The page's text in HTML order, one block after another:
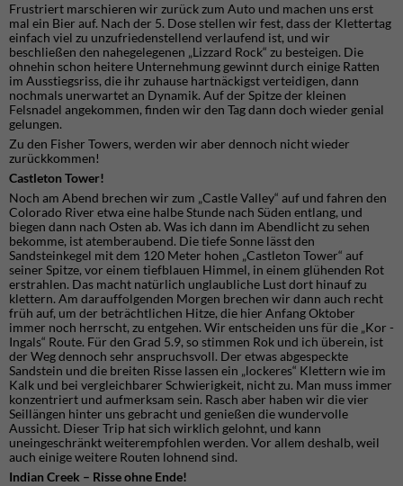
Frustriert marschieren wir zurück zum Auto und machen uns erst
mal ein Bier auf. Nach der 5. Dose stellen wir fest, dass der Klettertag
einfach viel zu unzufriedenstellend verlaufend ist, und wir
beschließen den nahegelegenen „Lizzard Rock“ zu besteigen. Die
ohnehin schon heitere Unternehmung gewinnt durch einige Ratten
im Ausstiegsriss, die ihr zuhause hartnäckigst verteidigen, dann
nochmals unerwartet an Dynamik. Auf der Spitze der kleinen
Felsnadel angekommen, finden wir den Tag dann doch wieder genial
gelungen.
Zu den Fisher Towers, werden wir aber dennoch nicht wieder
zurückkommen!
Castleton Tower!
Noch am Abend brechen wir zum „Castle Valley“ auf und fahren den
Colorado River etwa eine halbe Stunde nach Süden entlang, und
biegen dann nach Osten ab. Was ich dann im Abendlicht zu sehen
bekomme, ist atemberaubend. Die tiefe Sonne lässt den
Sandsteinkegel mit dem 120 Meter hohen „Castleton Tower“ auf
seiner Spitze, vor einem tiefblauen Himmel, in einem glühenden Rot
erstrahlen. Das macht natürlich unglaubliche Lust dort hinauf zu
klettern. Am darauffolgenden Morgen brechen wir dann auch recht
früh auf, um der beträchtlichen Hitze, die hier Anfang Oktober
immer noch herrscht, zu entgehen. Wir entscheiden uns für die „Kor -
Ingals“ Route. Für den Grad 5.9, so stimmen Rok und ich überein, ist
der Weg dennoch sehr anspruchsvoll. Der etwas abgespeckte
Sandstein und die breiten Risse lassen ein „lockeres“ Klettern wie im
Kalk und bei vergleichbarer Schwierigkeit, nicht zu. Man muss immer
konzentriert und aufmerksam sein. Rasch aber haben wir die vier
Seillängen hinter uns gebracht und genießen die wundervolle
Aussicht. Dieser Trip hat sich wirklich gelohnt, und kann
uneingeschränkt weiterempfohlen werden. Vor allem deshalb, weil
auch einige weitere Routen lohnend sind.
Indian Creek – Risse ohne Ende!